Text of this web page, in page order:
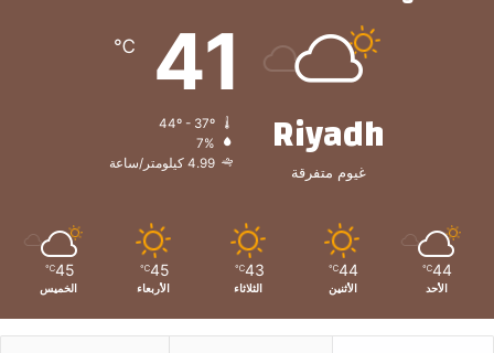
Riyadh
غيوم متفرقة
41
℃
7%
4.99 كيلومتر/ساعة
44
℃
الأحد
44
℃
الأثنين
43
℃
الثلاثاء
45
℃
الأربعاء
45
℃
الخميس